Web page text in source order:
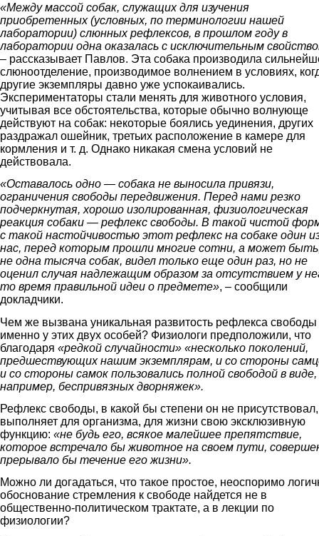
«Между массой собак, служащих для изучения
приобретенных (условных, по терминологии нашей
лаборатории) слюнных рефлексов, в прошлом году в
лаборатории одна оказалась с исключительным
– рассказывает Павлов. Эта собака производила
слюноотделение, производимое волнением в условиях,
другие экземпляры давно уже успокаивались.
Экспериментаторы стали менять для животного условия,
учитывая все обстоятельства, которые обычно волнующе
действуют на собак: некоторые боялись уединения, других
раздражал ошейник, третьих расположение в камере для
кормления и т. д. Однако никакая смена условий не
действовала.
«Оставалось одно — собака не выносила привязи,
ограничения свободы передвижения. Перед нами резко
подчеркнутая, хорошо изолированная, физиологическая
реакция собаки — рефлекс свободы. В такой чистой
с такой настойчивостью этот рефлекс на собаке один
нас, перед которым прошли многие сотни, а может
не одна тысяча собак, видел только еще один раз, но не
оценил случая надлежащим образом за отсутствием у
то время правильной идеи о предмете», – сообщили
докладчики.
Чем же вызвана уникальная развитость рефлекса свободы
именно у этих двух особей? Физиологи предположили, что
благодаря «редкой случайности» «несколько поколений,
предшествующих нашим экземплярам, и со стороны
и со стороны самок пользовались полной свободой в виде,
например, беспривязных дворняжек».
Рефлекс свободы, в какой бы степени он не присутствовал,
выполняет для организма, для жизни свою эксклюзивную
функцию: «не будь его, всякое малейшее препятствие,
которое встречало бы животное на своем пути,
прерывало бы течение его жизни».
Можно ли догадаться, что такое простое, неоспоримо
обоснование стремления к свободе найдется не в
общественно-политическом трактате, а в лекции по
физиологии?